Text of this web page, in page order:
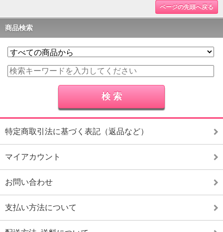
ページの先頭へ戻る
商品検索
特定商取引法に基づく表記（返品など）
マイアカウント
お問い合わせ
支払い方法について